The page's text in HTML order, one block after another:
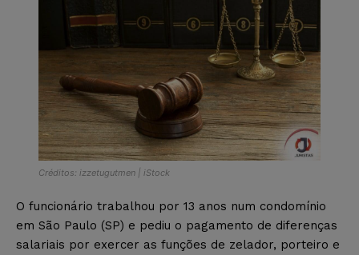
Créditos: izzetugutmen | iStock
O funcionário trabalhou por 13 anos num condomínio
em São Paulo (SP) e pediu o pagamento de diferenças
salariais por exercer as funções de zelador, porteiro e